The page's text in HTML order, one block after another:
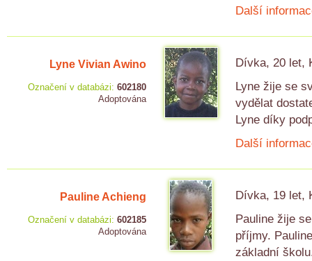
Další
Lyne Vivian Awino
Označení v databázi: 602180
Adoptována
Dívka, 20 let,
Lyne žije se
vydělat
Lyne díky
Další
Pauline Achieng
Označení v databázi: 602185
Adoptována
Dívka, 19 let,
Pauline žije
příjmy.
základní